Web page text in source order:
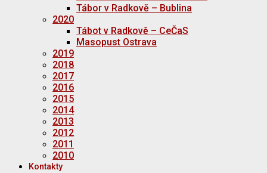
Tábor v Radkově – Bublina
2020
Tábot v Radkově – CeČaS
Masopust Ostrava
2019
2018
2017
2016
2015
2014
2013
2012
2011
2010
Kontakty